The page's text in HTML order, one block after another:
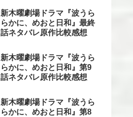
新木曜劇場ドラマ『波うら
らかに、めおと日和』最終
話ネタバレ原作比較感想
新木曜劇場ドラマ『波うら
らかに、めおと日和』第9
話ネタバレ原作比較感想
新木曜劇場ドラマ『波うら
らかに、めおと日和』第8